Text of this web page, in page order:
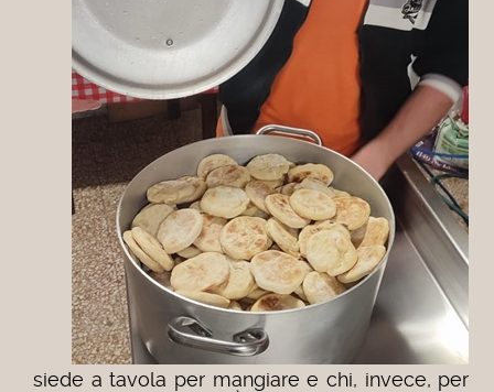
siede a tavola per mangiare e chi, invece, per